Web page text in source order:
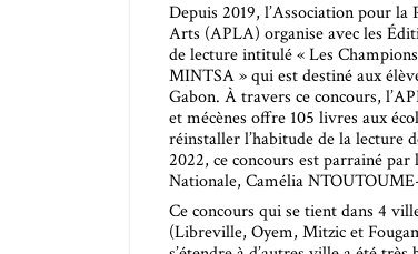
Depuis 2019, l’Association pour
Arts (APLA) organise avec les
de lecture intitulé « Les
MINTSA » qui est destiné aux
Gabon. À travers ce concours,
et mécènes offre 105 livres aux
réinstaller l’habitude de la lecture
2022, ce concours est parrainé
Nationale, Camélia
Ce concours qui se tient dans 4
(Libreville, Oyem, Mitzic et